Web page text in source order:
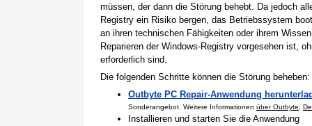
müssen, der dann die Störung behebt. Da jedoch
Registry ein Risiko bergen, das Betriebssystem
an ihren technischen Fähigkeiten oder ihrem
Reparieren der Windows-Registry vorgesehen ist,
erforderlich sind.
Die folgenden Schritte können die Störung beheben:
Outbyte PC Repair-Anwendung
Sonderangebot. Weitere Informationen über Outbyte;
Installieren und starten Sie die Anwendung